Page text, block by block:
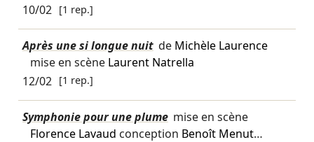
10/02 [1 rep.]
Après une si longue nuit de Michèle Laurence
mise en scène Laurent Natrella
12/02 [1 rep.]
Symphonie pour une plume mise en scène
Florence Lavaud conception Benoît Menut…